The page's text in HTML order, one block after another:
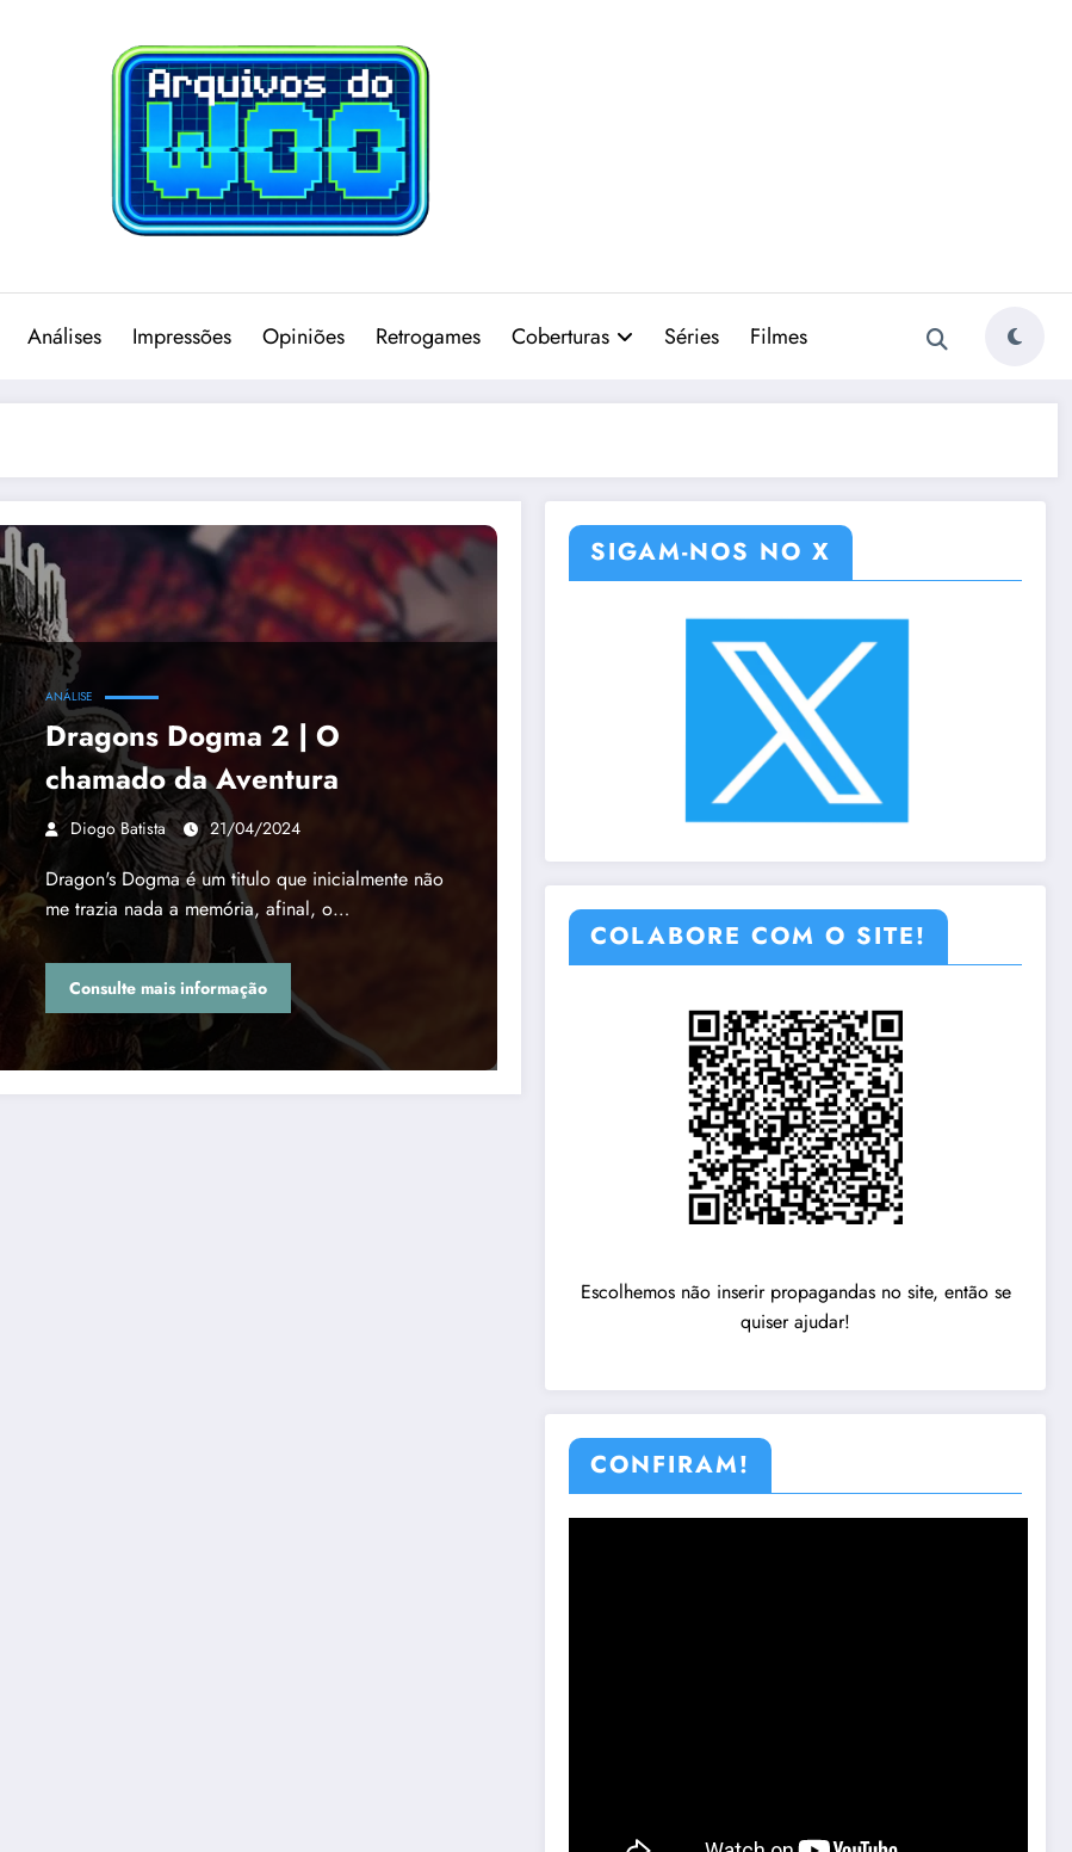
Análises Impressões Opiniões Retrogames Coberturas Séries Filmes
ANÁLISE
Dragons Dogma 2 | O
chamado da Aventura
Diogo Batista 21/04/2024
Dragon's Dogma é um titulo que inicialmente não
me trazia nada a memória, afinal, o…
Consulte mais informação
SIGAM-NOS NO X
COLABORE COM O SITE!
Escolhemos não inserir propagandas no site, então se
quiser ajudar!
CONFIRAM!